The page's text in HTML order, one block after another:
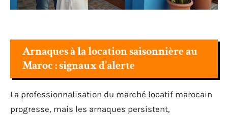
Arnaques à la location saisonnière au
Maroc : signaux d’alerte
La professionnalisation du marché locatif marocain
progresse, mais les arnaques persistent,